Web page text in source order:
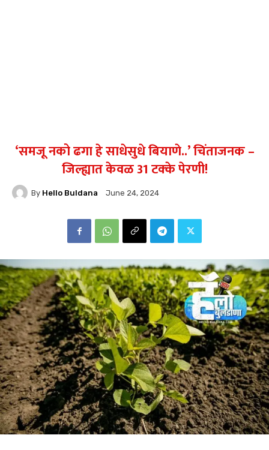
‘समजू नको ढगा हे साधेसुधे बियाणे..’ चिंताजनक –
जिल्ह्यात केवळ 31 टक्के पेरणी!
By Hello Buldana June 24, 2024